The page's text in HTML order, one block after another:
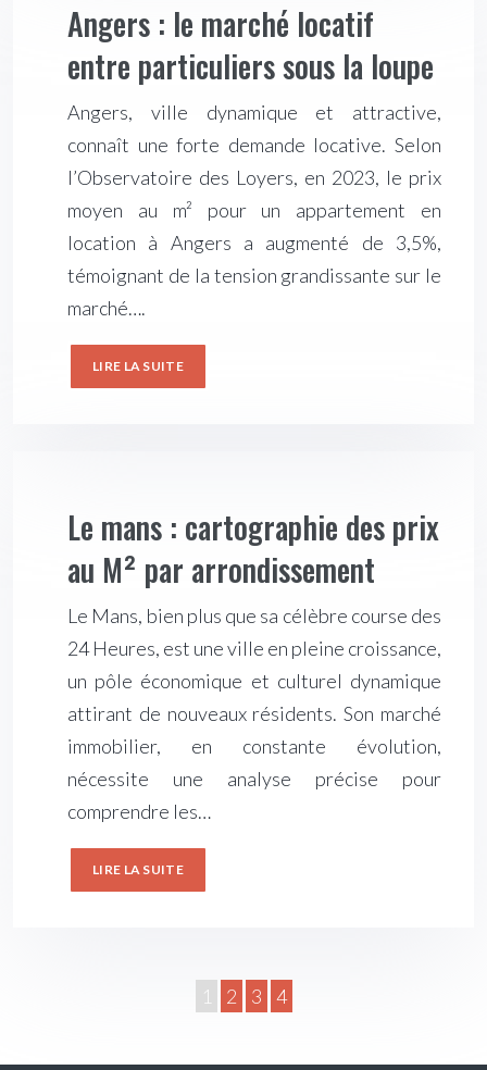
Angers : le marché locatif
entre particuliers sous la loupe
Angers, ville dynamique et attractive,
connaît une forte demande locative. Selon
l’Observatoire des Loyers, en 2023, le prix
moyen au m² pour un appartement en
location à Angers a augmenté de 3,5%,
témoignant de la tension grandissante sur le
marché….
LIRE LA SUITE
Le mans : cartographie des prix
au M² par arrondissement
Le Mans, bien plus que sa célèbre course des
24 Heures, est une ville en pleine croissance,
un pôle économique et culturel dynamique
attirant de nouveaux résidents. Son marché
immobilier, en constante évolution,
nécessite une analyse précise pour
comprendre les…
LIRE LA SUITE
1 2 3 4